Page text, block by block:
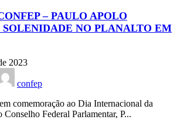
– PAULO APOLO
SOLENIDADE NO PLANALTO EM
2023
confep
comemoração ao Dia Internacional da
Federal Parlamentar, P...